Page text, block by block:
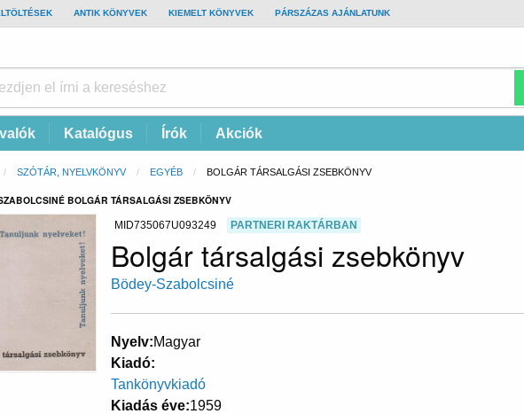
ANTIK KÖNYVEK KIEMELT KÖNYVEK PÁRSZÁZAS AJÁNLATUNK
Katalógus Írók Akciók
SZÓTÁR, NYELVKÖNYV EGYÉB CURRENT:
BOLGÁR TÁRSALGÁSI ZSEBKÖNYV
BOLGÁR TÁRSALGÁSI ZSEBKÖNYV
MID735067U093249 PARTNERI RAKTÁRBAN
Bolgár társalgási zsebkönyv
Bödey-Szabolcsiné
Nyelv Magyar
Kiadó
Tankönyvkiadó
Kiadás éve 1959